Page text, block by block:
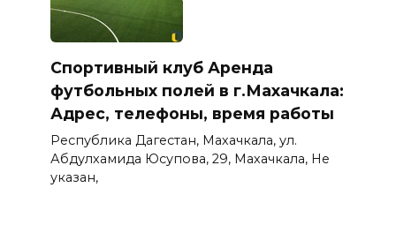
Спортивный клуб Аренда
футбольных полей в г.Махачкала:
Адрес, телефоны, время работы
Республика Дагестан, Махачкала, ул.
Абдулхамида Юсупова, 29, Махачкала, Не
указан,